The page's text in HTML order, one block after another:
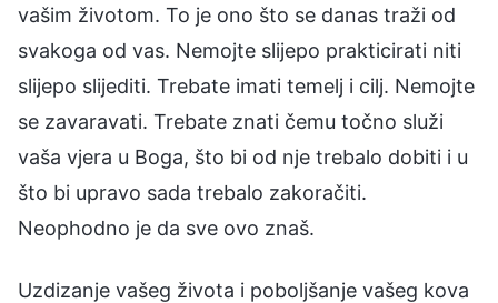
vašim životom. To je ono što se danas traži od
svakoga od vas. Nemojte slijepo prakticirati niti
slijepo slijediti. Trebate imati temelj i cilj. Nemojte
se zavaravati. Trebate znati čemu točno služi
vaša vjera u Boga, što bi od nje trebalo dobiti i u
što bi upravo sada trebalo zakoračiti.
Neophodno je da sve ovo znaš.
Uzdizanje vašeg života i poboljšanje vašeg kova